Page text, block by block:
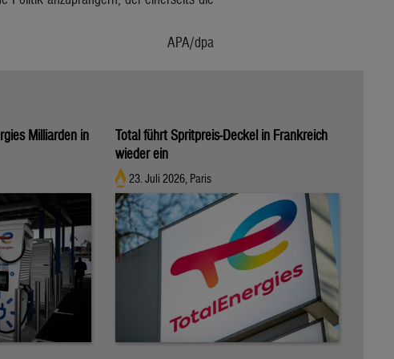
APA/dpa
Milliarden in
Total führt Spritpreis-Deckel in Frankreich
wieder ein
23. Juli 2026, Paris